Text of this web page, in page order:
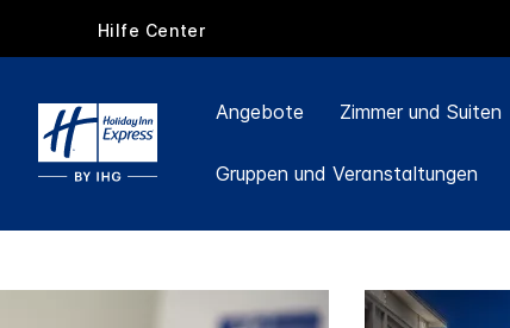
Hilfe Center
Angebote Zimmer und Suiten
Gruppen und Veranstaltungen